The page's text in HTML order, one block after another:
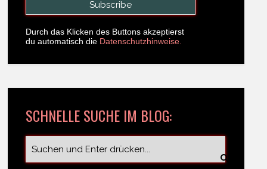
Durch das Klicken des Buttons akzeptierst
du automatisch die Datenschutzhinweise.
SCHNELLE SUCHE IM BLOG: